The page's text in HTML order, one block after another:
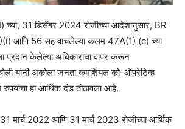
च्या, 31 डिसेंबर 2024 रोजीच्या आदेशानुसार, BR
आणि 56 सह वाचलेल्या कलम 47A(1) (c) च्या
प्रदान केलेल्या अधिकारांचा वापर करून
यांनी अकोला जनता कमर्शियल को-ऑपरेटिव्ह
हा आर्थिक दंड ठोठावला आहे.
मार्च 2022 आणि 31 मार्च 2023 रोजीच्या आर्थिक